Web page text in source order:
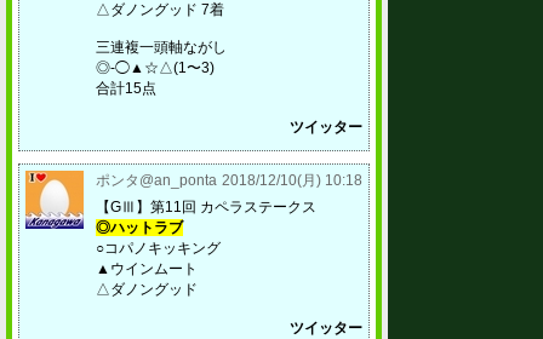
△ダノングッド 7着
三連複一頭軸ながし
◎-◯▲☆△(1〜3)
合計15点
ツイッター
ポンタ@an_ponta 2018/12/10(月) 10:18
【GⅢ】第11回 カペラステークス
◎ハットラブ
○コパノキッキング
▲ウインムート
△ダノングッド
ツイッター